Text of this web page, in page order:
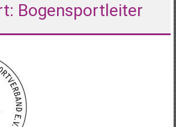
Bogensportleiter